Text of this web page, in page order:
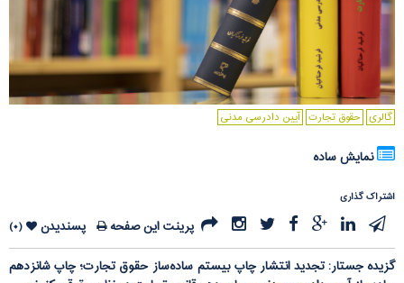
آیین دادرسی مدنی حقوق تجارت گالری
نمایش ساده
اشتراک گذاری
پرینت این صفحه پسندیدن
(۰)
گزیده جستار: تجدید انتشار چاپ بیستم ساده‌ساز حقوق تجارت؛ چاپ شانزدهم